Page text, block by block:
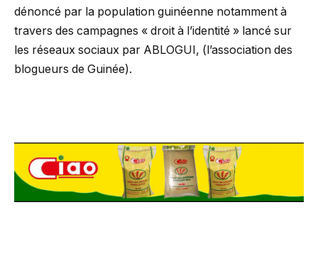
dénoncé par la population guinéenne notamment à
travers des campagnes « droit à l’identité » lancé sur
les réseaux sociaux par ABLOGUI, (l’association des
blogueurs de Guinée).